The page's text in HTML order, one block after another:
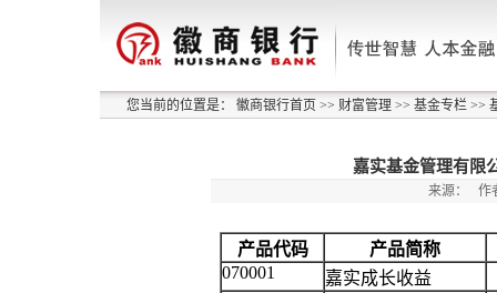
您当前的位置是： 徽商银行首页 >> 财富管理 >> 基金专栏 >>
嘉实基金管理有限
来源： 作